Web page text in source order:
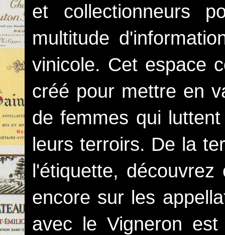
et collectionneurs
multitude
vinicole. Cet espace
créé pour mettre en
de femmes qui
leurs terroirs. De la
l'étiquette,
encore sur les
avec le Vigneron est